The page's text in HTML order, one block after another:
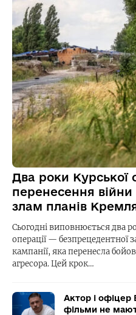
Два роки Курської
перенесення
злам планів
Сьогодні виповнюється два
операції — безпрецедентної
кампанії, яка перенесла
агресора. Цей крок…
Актор і
фільми не